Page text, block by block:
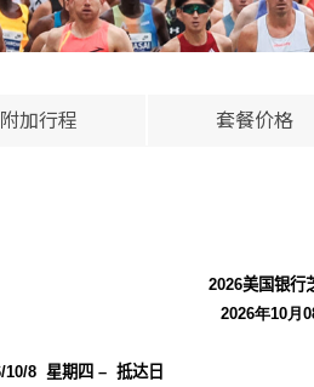
附加行程 套餐价格
2026美国银行
2026年10月
10/8 星期 四 – 抵达日